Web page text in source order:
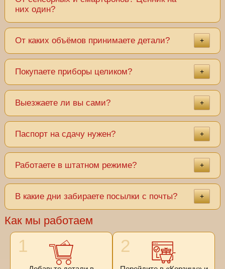
них один?
+
От каких объёмов принимаете детали?
+
Покупаете приборы целиком?
+
Выезжаете ли вы сами?
+
Паспорт на сдачу нужен?
+
Работаете в штатном режиме?
+
В какие дни забираете посылки с почты?
Как мы работаем
1 2